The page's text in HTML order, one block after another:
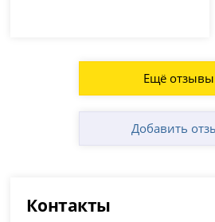
Ещё отзывы
Добавить
Контакты